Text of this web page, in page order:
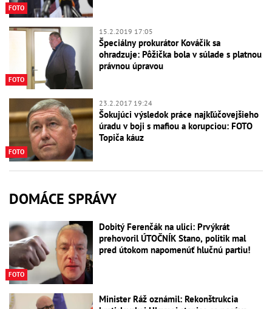
FOTO
FOTO
15.2.2019 17:05
Špeciálny prokurátor Kováčik sa
ohradzuje: Pôžička bola v súlade s platnou
právnou úpravou
FOTO
23.2.2017 19:24
Šokujúci výsledok práce najkľúčovejšieho
úradu v boji s mafiou a korupciou: FOTO
Topiča káuz
DOMÁCE SPRÁVY
FOTO
Dobitý Ferenčák na ulici: Prvýkrát
prehovoril ÚTOČNÍK Stano, politik mal
pred útokom napomenúť hlučnú partiu!
Minister Ráž oznámil: Rekonštrukcia